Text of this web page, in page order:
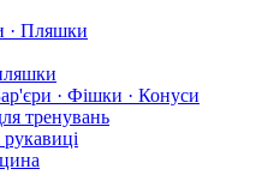
· Пляшки
· Фішки · Конуси
тренувань